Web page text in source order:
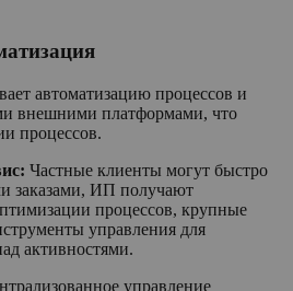
автоматизацию процессов и
внешними платформами, что
процессов.
Частные клиенты могут быстро
заказами, ИП получают
процессов, крупные
управления для
активностями.
управление